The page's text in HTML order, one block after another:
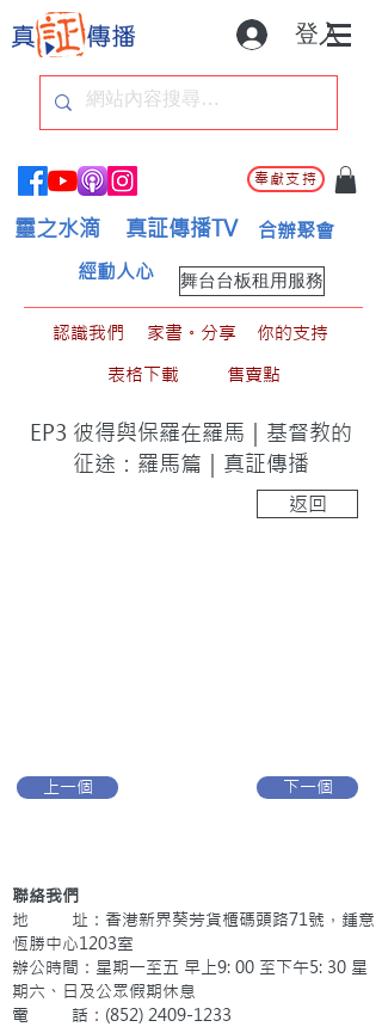
登入
奉獻支持
靈之水滴 真証傳播TV 合辦聚會
舞台台板租用服務
經動人心
認識我們 家書。分享
你的支持
表格下載
售賣點
EP3 彼得與保羅在羅馬｜基督教的
征途：羅馬篇｜真証傳播
返回
上一個 下一個
聯絡我們
地 址：香港新界葵芳貨櫃碼頭路71號，鍾意
恆勝中心1203室
辦公時間：星期一至五 早上9: 00 至下午5: 30 星
期六、日及公眾假期休息
電 話：(852) 2409-1233